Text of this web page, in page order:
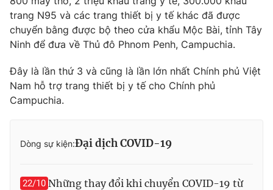
Thị trường
Tư vấn
Lịch phát sóng
Chuyên mục khác
Emagazine Podcast
Photo
Video Shorts video
VTV Money VTV Thể thao
trang N95 và các trang thiết bị y tế khác đã được
chuyển bằng được bộ theo cửa khẩu Mộc Bài, tỉnh Tây
Ninh để đưa về Thủ đô Phnom Penh, Campuchia.
Đây là lần thứ 3 và cũng là lần lớn nhất Chính phủ Việt
Nam hỗ trợ trang thiết bị y tế cho Chính phủ
Campuchia.
Dòng sự kiện:Đại dịch COVID-19
22/10 Những thay đổi khi chuyển COVID-19 từ